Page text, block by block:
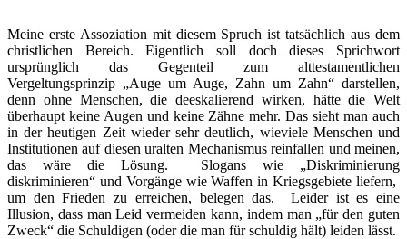
Meine erste Assoziation mit diesem Spruch ist tatsächlich aus dem
christlichen Bereich. Eigentlich soll doch dieses Sprichwort
ursprünglich das Gegenteil zum alttestamentlichen
Vergeltungsprinzip „Auge um Auge, Zahn um Zahn“ darstellen,
denn ohne Menschen, die deeskalierend wirken, hätte die Welt
überhaupt keine Augen und keine Zähne mehr. Das sieht man auch
in der heutigen Zeit wieder sehr deutlich, wieviele Menschen und
Institutionen auf diesen uralten Mechanismus reinfallen und meinen,
das wäre die Lösung. Slogans wie „Diskriminierung
diskriminieren“ und Vorgänge wie Waffen in Kriegsgebiete liefern,
um den Frieden zu erreichen, belegen das. Leider ist es eine
Illusion, dass man Leid vermeiden kann, indem man „für den guten
Zweck“ die Schuldigen (oder die man für schuldig hält) leiden lässt.